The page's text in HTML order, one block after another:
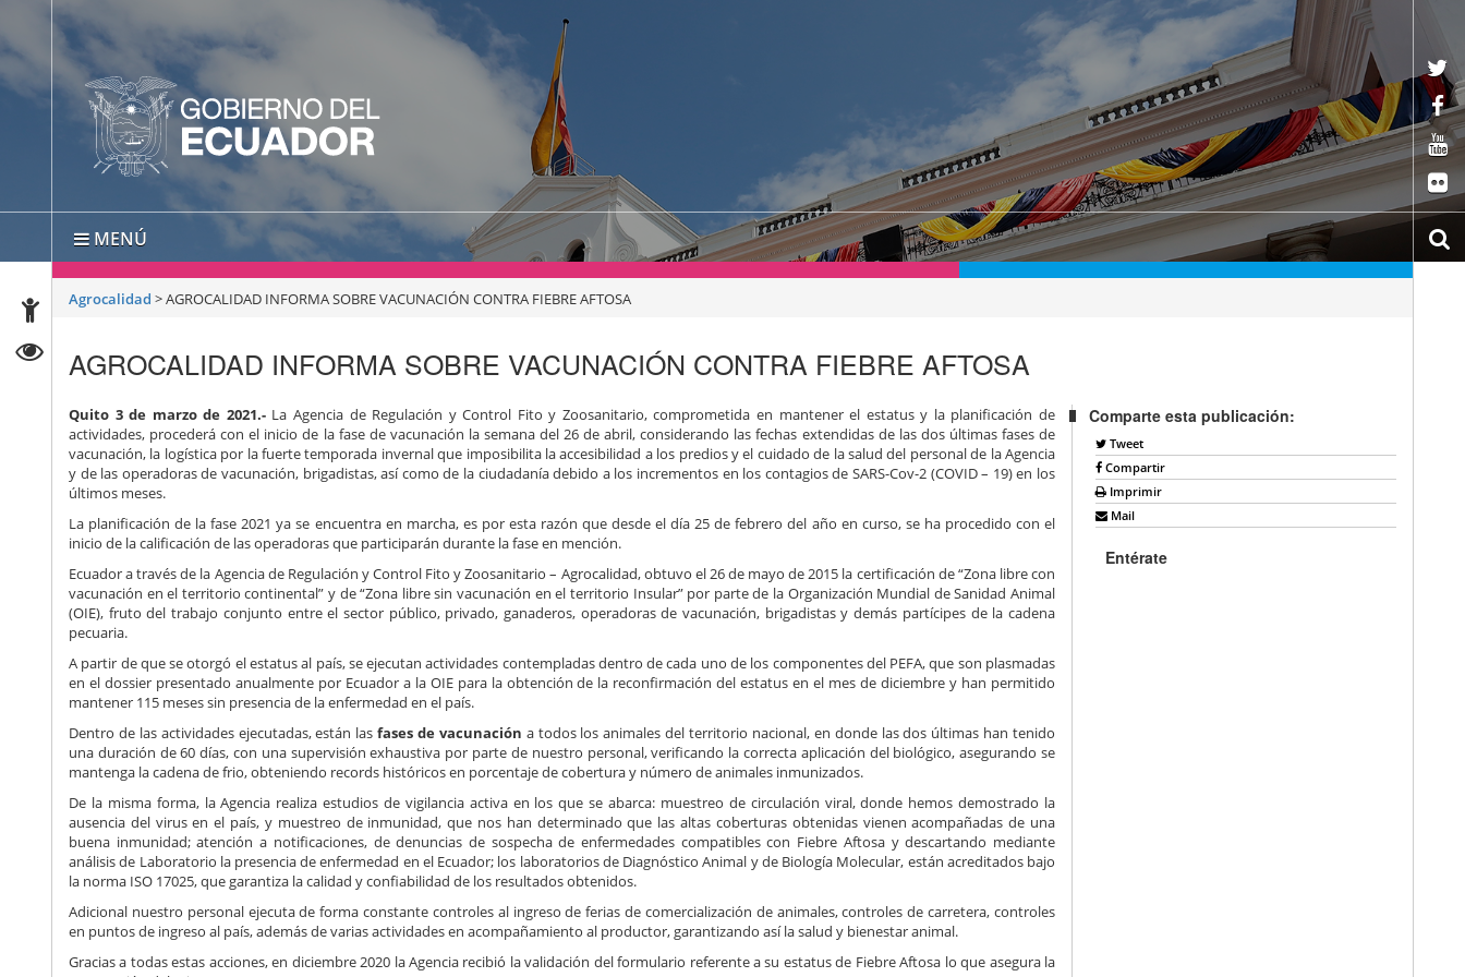
MENÚ
Agrocalidad >AGROCALIDAD INFORMA SOBRE VACUNACIÓN CONTRA FIEBRE AFTOSA
AGROCALIDAD INFORMA SOBRE VACUNACIÓN CONTRA FIEBRE AFTOSA
Quito 3 de marzo de 2021.-La Agencia de Regulación y Control Fito y Zoosanitario, comprometida en mantener el estatus y la planificación de
actividades, procederá con el inicio de la fase de vacunación la semana del 26 de abril, considerando las fechas extendidas de las dos últimas fases de
vacunación, la logística por la fuerte temporada invernal que imposibilita la accesibilidad a los predios y el cuidado de la salud del personal de la Agencia
y de las operadoras de vacunación, brigadistas, así como de la ciudadanía debido a los incrementos en los contagios de SARS-Cov-2 (COVID – 19) en los
últimos meses.
La planificación de la fase 2021 ya se encuentra en marcha, es por esta razón que desde el día 25 de febrero del año en curso, se ha procedido con el
inicio de la calificación de las operadoras que participarán durante la fase en mención.
Ecuador a través de la Agencia de Regulación y Control Fito y Zoosanitario – Agrocalidad, obtuvo el 26 de mayo de 2015 la certificación de “Zona libre con
vacunación en el territorio continental” y de “Zona libre sin vacunación en el territorio Insular” por parte de la Organización Mundial de Sanidad Animal
(OIE), fruto del trabajo conjunto entre el sector público, privado, ganaderos, operadoras de vacunación, brigadistas y demás partícipes de la cadena
pecuaria.
A partir de que se otorgó el estatus al país, se ejecutan actividades contempladas dentro de cada uno de los componentes del PEFA, que son plasmadas
en el dossier presentado anualmente por Ecuador a la OIE para la obtención de la reconfirmación del estatus en el mes de diciembre y han permitido
mantener 115 meses sin presencia de la enfermedad en el país.
Dentro de las actividades ejecutadas, están lasfases de vacunación a todos los animales del territorio nacional, en donde las dos últimas han tenido
una duración de 60 días, con una supervisión exhaustiva por parte de nuestro personal, verificando la correcta aplicación del biológico, asegurando se
mantenga la cadena de frio, obteniendo records históricos en porcentaje de cobertura y número de animales inmunizados.
De la misma forma, la Agencia realiza estudios de vigilancia activa en los que se abarca: muestreo de circulación viral, donde hemos demostrado la
ausencia del virus en el país, y muestreo de inmunidad, que nos han determinado que las altas coberturas obtenidas vienen acompañadas de una
buena inmunidad; atención a notificaciones, de denuncias de sospecha de enfermedades compatibles con Fiebre Aftosa y descartando mediante
análisis de Laboratorio la presencia de enfermedad en el Ecuador; los laboratorios de Diagnóstico Animal y de Biología Molecular, están acreditados bajo
la norma ISO 17025, que garantiza la calidad y confiabilidad de los resultados obtenidos.
Adicional nuestro personal ejecuta de forma constante controles al ingreso de ferias de comercialización de animales, controles de carretera, controles
en puntos de ingreso al país, además de varias actividades en acompañamiento al productor, garantizando así la salud y bienestar animal.
Gracias a todas estas acciones, en diciembre 2020 la Agencia recibió la validación del formulario referente a su estatus de Fiebre Aftosa lo que asegura la
Comparte esta publicación:
Tweet
Compartir
Imprimir
Mail
Entérate